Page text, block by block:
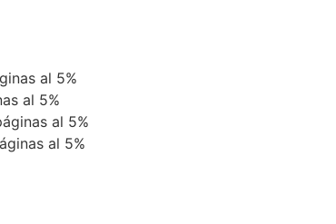
al 5%
al 5%
al 5%
al 5%